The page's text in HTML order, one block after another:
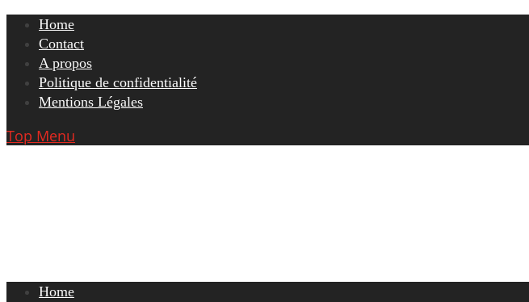
Skip
content
Home
Contact
A propos
Politique de confidentialité
Mentions Légales
Top Menu
Home